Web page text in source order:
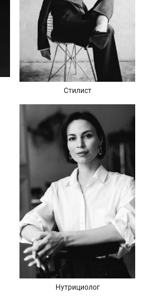
Стилист
Нутрициолог